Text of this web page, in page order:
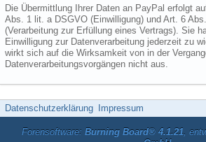
Die Übermittlung Ihrer Daten an PayPal erfolgt
Abs. 1 lit. a DSGVO (Einwilligung) und Art. 6
(Verarbeitung zur Erfüllung eines Vertrags). Sie
Einwilligung zur Datenverarbeitung jederzeit zu
wirkt sich auf die Wirksamkeit von in der
Datenverarbeitungsvorgängen nicht aus.
Datenschutzerklärung Impressum
Forensoftware: Burning Board® 4.1.21,